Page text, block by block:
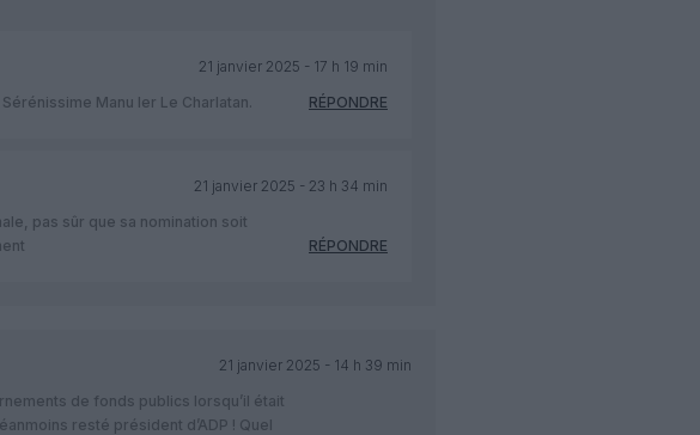
21 janvier 2025 - 17 h 19 min
Manu Ier Le Charlatan.
RÉPONDRE
21 janvier 2025 - 23 h 34 min
pas sûr que sa nomination soit
RÉPONDRE
21 janvier 2025 - 14 h 39 min
de fonds publics lorsqu’il était
resté président d’ADP ! Quel